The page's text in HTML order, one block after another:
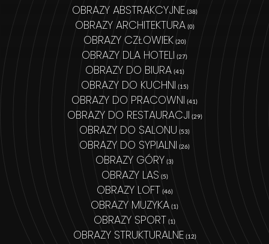
OBRAZY ABSTRAKCYJNE (38)
OBRAZY ARCHITEKTURA (0)
OBRAZY CZŁOWIEK (20)
OBRAZY DLA HOTELI (27)
OBRAZY DO BIURA (41)
OBRAZY DO KUCHNI (15)
OBRAZY DO PRACOWNI (41)
OBRAZY DO RESTAURACJI (29)
OBRAZY DO SALONU (53)
OBRAZY DO SYPIALNI (26)
OBRAZY GÓRY (3)
OBRAZY LAS (5)
OBRAZY LOFT (46)
OBRAZY MUZYKA (1)
OBRAZY SPORT (1)
OBRAZY STRUKTURALNE (12)